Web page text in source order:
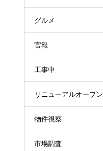
グルメ
官報
工事中
リニューアルオープン
物件視察
市場調査